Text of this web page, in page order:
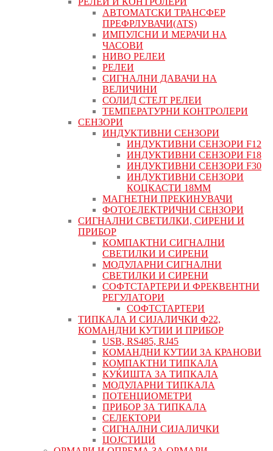
АВТОМАТСКИ ТРАНСФЕР
ПРЕФРЛУВАЧИ(ATS)
ИМПУЛСНИ И МЕРАЧИ НА
ЧАСОВИ
НИВО РЕЛЕИ
РЕЛЕИ
СИГНАЛНИ ДАВАЧИ НА
ВЕЛИЧИНИ
СОЛИД СТЕЈТ РЕЛЕИ
ТЕМПЕРАТУРНИ КОНТРОЛЕРИ
СЕНЗОРИ
ИНДУКТИВНИ СЕНЗОРИ
ИНДУКТИВНИ СЕНЗОРИ F12
ИНДУКТИВНИ СЕНЗОРИ F18
ИНДУКТИВНИ СЕНЗОРИ F30
ИНДУКТИВНИ СЕНЗОРИ
КОЦКАСТИ 18ММ
МАГНЕТНИ ПРЕКИНУВАЧИ
ФОТОЕЛЕКТРИЧНИ СЕНЗОРИ
СИГНАЛНИ СВЕТИЛКИ, СИРЕНИ И
ПРИБОР
КОМПАКТНИ СИГНАЛНИ
СВЕТИЛКИ И СИРЕНИ
МОДУЛАРНИ СИГНАЛНИ
СВЕТИЛКИ И СИРЕНИ
СОФТСТАРТЕРИ И ФРЕКВЕНТНИ
РЕГУЛАТОРИ
СОФТСТАРТЕРИ
ТИПКАЛА И СИЈАЛИЧКИ Ф22,
КОМАНДНИ КУТИИ И ПРИБОР
USB, RS485, RJ45
КОМАНДНИ КУТИИ ЗА КРАНОВИ
КОМПАКТНИ ТИПКАЛА
КУЌИШТА ЗА ТИПКАЛА
МОДУЛАРНИ ТИПКАЛА
ПОТЕНЦИОМЕТРИ
ПРИБОР ЗА ТИПКАЛА
СЕЛЕКТОРИ
СИГНАЛНИ СИЈАЛИЧКИ
ЏОЈСТИЦИ